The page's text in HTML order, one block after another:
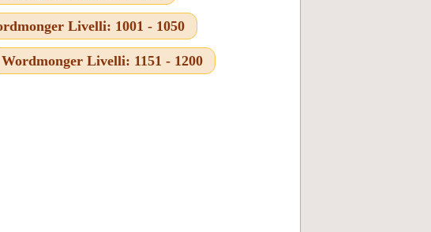
Livelli: 1001 - 1050
Wordmonger Livelli: 1151 - 1200